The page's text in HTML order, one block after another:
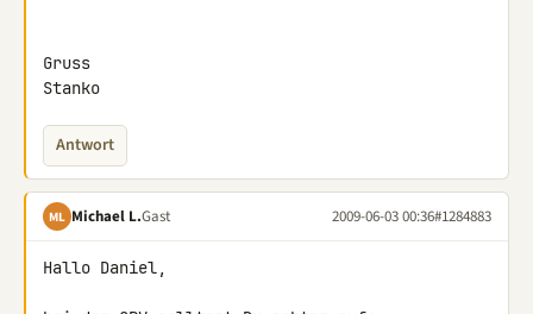
Gruss
Stanko
Antwort
ML Michael L.Gast 2009-06-03 00:36#1284883
Hallo Daniel,